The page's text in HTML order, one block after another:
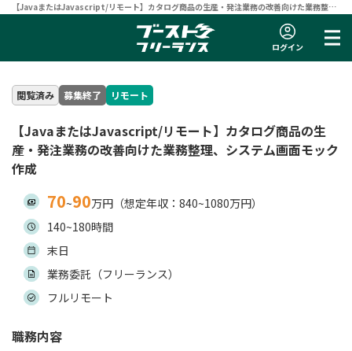
【JavaまたはJavascript/リモート】カタログ商品の生産・発注業務の改善向けた業務整
ログイン
閲覧済み 募集終了 リモート
【JavaまたはJavascript/リモート】カタログ商品の生
産・発注業務の改善向けた業務整理、システム画面モック
作成
70~90万円（想定年収：840~1080万円）
140~180時間
末日
業務委託（フリーランス）
フルリモート
職務内容